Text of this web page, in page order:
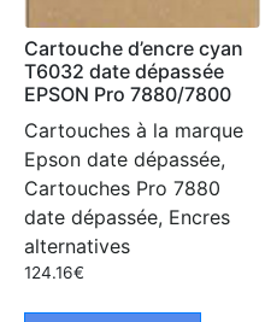
Cartouche d’encre cyan
T6032 date dépassée
EPSON Pro 7880/7800
Cartouches à la marque
Epson date dépassée,
Cartouches Pro 7880
date dépassée, Encres
alternatives
124.16€